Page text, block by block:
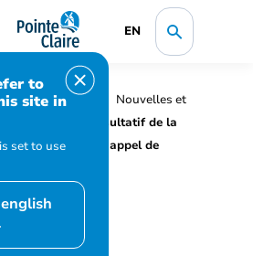
EN
to
site in
set to use
municipale
Nouvelles et
Comité consultatif de la
Pointe-Claire – appel de